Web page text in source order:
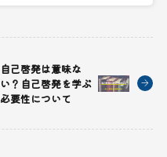
自己啓発は意味な
い？自己啓発を学ぶ
必要性について